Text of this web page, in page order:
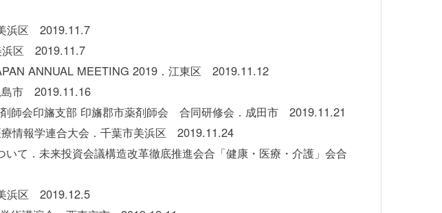
浜区 2019.11.7
浜区 2019.11.7
ANNUAL MEETING 2019．江東区 2019.11.12
島市 2019.11.16
師会印旛支部 印旛郡市薬剤師会 合同研修会．成田市 2019.11.21
情報学連合大会．千葉市美浜区 2019.11.24
て．未来投資会議構造改革徹底推進会合「健康・医療・介護」会合
浜区 2019.12.5